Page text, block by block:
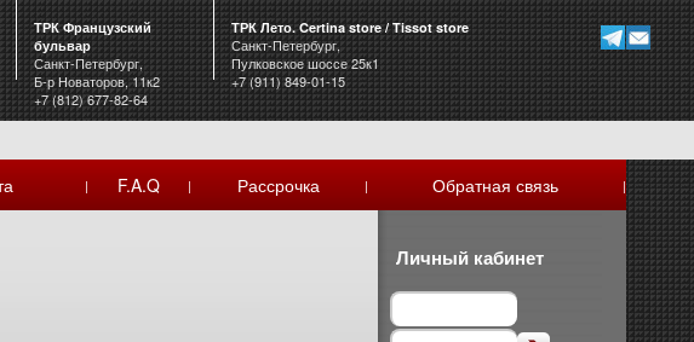
ТРК Французский
бульвар
Санкт-Петербург,
Б-р Новаторов, 11к2
+7 (812) 677-82-64
ТРК Лето. Certina store / Tissot store
Санкт-Петербург,
Пулковское шоссе 25к1
+7 (911) 849-01-15
| F.A.Q | Рассрочка | Обратная связь |
Личный кабинет